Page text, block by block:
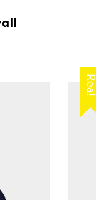
Rea!